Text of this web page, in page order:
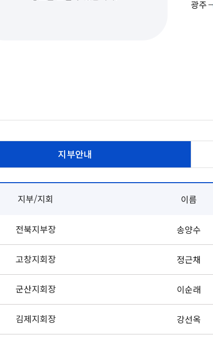
지부안내
지부/지회 이름
전북지부장 송양수
고창지회장 정근채
군산지회장 이순래
김제지회장 강선옥